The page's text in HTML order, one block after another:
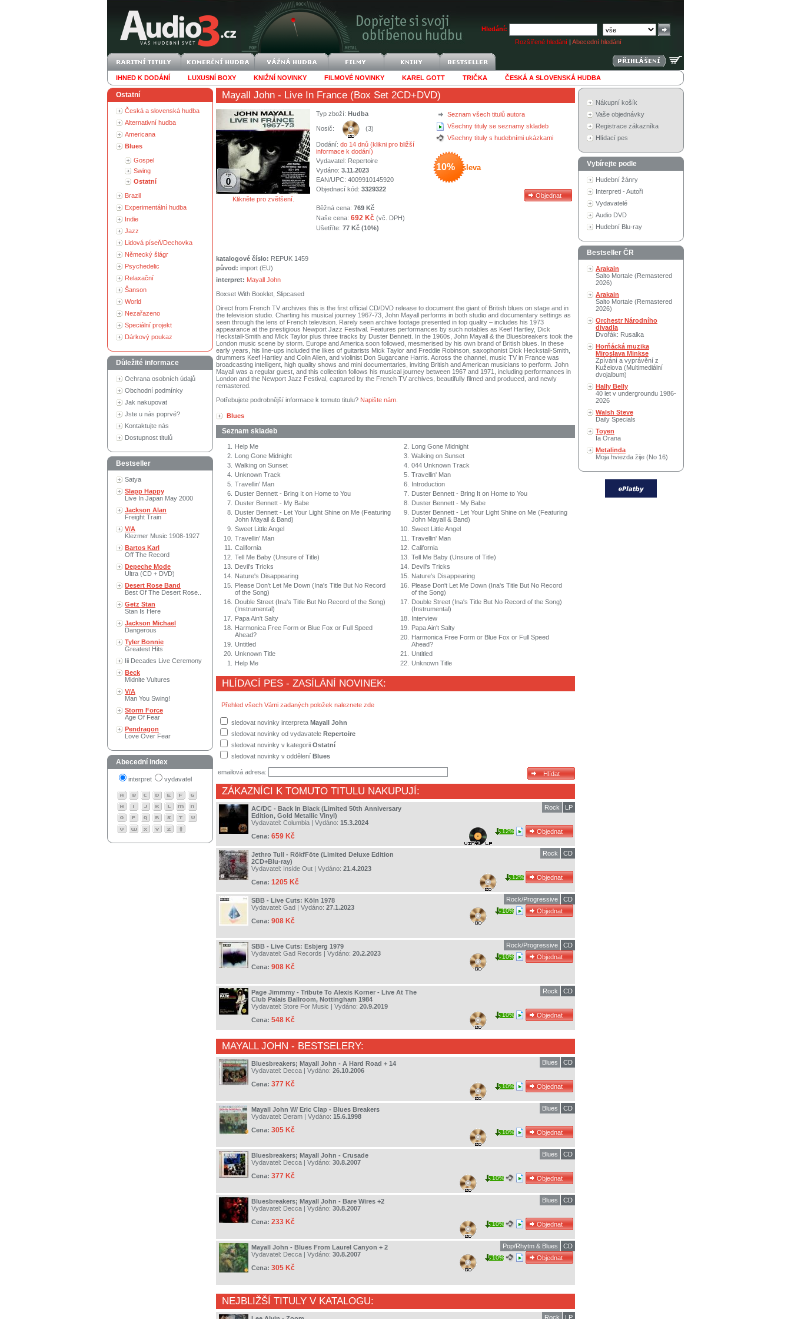
Hledání:
Rozšířené hledání | Abecední hledání
IHNED K DODÁNÍ LUXUSNÍ BOXY KNIŽNÍ NOVINKY FILMOVÉ NOVINKY KAREL GOTT TRIČKA ČESKÁ A SLOVENSKÁ HUDBA
Ostatní
Česká a slovenská hudba
Alternativní hudba
Americana
Blues
Gospel
Swing
Ostatní
Brazil
Experimentální hudba
Indie
Jazz
Lidová píseň/Dechovka
Německý šlágr
Psychedelic
Relaxační
Šanson
World
Nezařazeno
Speciální projekt
Dárkový poukaz
Důležité informace
Ochrana osobních údajů
Obchodní podmínky
Jak nakupovat
Jste u nás poprvé?
Kontaktujte nás
Dostupnost titulů
Bestseller
Satya
Slapp Happy
Live In Japan May 2000
Jackson Alan
Freight Train
V/A
Klezmer Music 1908-1927
Bartos Karl
Off The Record
Depeche Mode
Ultra (CD + DVD)
Desert Rose Band
Best Of The Desert Rose..
Getz Stan
Stan Is Here
Jackson Michael
Dangerous
Tyler Bonnie
Greatest Hits
Iii Decades Live Ceremony
Beck
Midnite Vultures
V/A
Man You Swing!
Storm Force
Age Of Fear
Pendragon
Love Over Fear
Abecední index
interpret vydavatel
Mayall John - Live In France (Box Set 2CD+DVD)
Klikněte pro zvětšení.
Seznam všech titulů autora
Všechny tituly se seznamy skladeb
Všechny tituly s hudebními ukázkami
10% sleva
Typ zboží: Hudba
Nosič: (3)
Dodání: do 14 dnů (klikni pro bližší
informace k dodání)
Vydavatel: Repertoire
Vydáno: 3.11.2023
EAN/UPC: 4009910145920
Objednací kód: 3329322
Běžná cena: 769 Kč
Naše cena: 692 Kč (vč. DPH)
Ušetříte: 77 Kč (10%)
katalogové číslo: REPUK 1459
původ: import (EU)
interpret: Mayall John
Boxset With Booklet, Slipcased
Direct from French TV archives this is the first official CD/DVD release to document the giant of British blues on stage and in
the television studio. Charting his musical journey 1967-73, John Mayall performs in both studio and documentary settings as
seen through the lens of French television. Rarely seen archive footage presented in top quality – includes his 1973
appearance at the prestigious Newport Jazz Festival. Features performances by such notables as Keef Hartley, Dick
Heckstall-Smith and Mick Taylor plus three tracks by Duster Bennett. In the 1960s, John Mayall & the Bluesbreakers took the
London music scene by storm. Europe and America soon followed, mesmerised by his own brand of British blues. In these
early years, his line-ups included the likes of guitarists Mick Taylor and Freddie Robinson, saxophonist Dick Heckstall-Smith,
drummers Keef Hartley and Colin Allen, and violinist Don Sugarcane Harris. Across the channel, music TV in France was
broadcasting intelligent, high quality shows and mini documentaries, inviting British and American musicians to perform. John
Mayall was a regular guest, and this collection follows his musical journey between 1967 and 1971, including performances in
London and the Newport Jazz Festival, captured by the French TV archives, beautifully filmed and produced, and newly
remastered.
Potřebujete podrobnější informace k tomuto titulu? Napište nám
Blues
Seznam skladeb
1.
Help Me
2.
Long Gone Midnight
3. Walking on Sunset
4. Unknown Track
5. Travellin' Man
6.
Duster Bennett - Bring It on Home to You
7.
Duster Bennett - My Babe
8.
Duster Bennett - Let Your Light Shine on Me (Featuring
John Mayall & Band)
9. Sweet Little Angel
10. Travellin' Man
11.
California
12. Tell Me Baby (Unsure of Title)
13.
Devil's Tricks
14.
Nature's Disappearing
15.
Please Don't Let Me Down (Ina's Title But No Record
of the Song)
16.
Double Street (Ina's Title But No Record of the Song)
(Instrumental)
17.
Papa Ain't Salty
18.
Harmonica Free Form or Blue Fox or Full Speed
Ahead?
19. Untitled
20. Unknown Title
1.
Help Me
2.
Long Gone Midnight
3. Walking on Sunset
4. 044 Unknown Track
5. Travellin' Man
6.
Introduction
7.
Duster Bennett - Bring It on Home to You
8.
Duster Bennett - My Babe
9.
Duster Bennett - Let Your Light Shine on Me (Featuring
John Mayall & Band)
10. Sweet Little Angel
11.
Travellin' Man
12. California
13. Tell Me Baby (Unsure of Title)
14.
Devil's Tricks
15.
Nature's Disappearing
16.
Please Don't Let Me Down (Ina's Title But No Record
of the Song)
17.
Double Street (Ina's Title But No Record of the Song)
(Instrumental)
18.
Interview
19.
Papa Ain't Salty
20.
Harmonica Free Form or Blue Fox or Full Speed
Ahead?
21.
Untitled
22. Unknown Title
HLÍDACÍ PES - ZASÍLÁNÍ NOVINEK:
Přehled všech Vámi zadaných položek naleznete zde
sledovat novinky interpreta Mayall John
sledovat novinky od vydavatele Repertoire
sledovat novinky v kategorii Ostatní
sledovat novinky v oddělení Blues
emailová adresa:
ZÁKAZNÍCI K TOMUTO TITULU NAKUPUJÍ:
AC/DC - Back In Black (Limited 50th Anniversary
Edition, Gold Metallic Vinyl)
Vydavatel: Columbia | Vydáno: 15.3.2024
Cena: 659 Kč
LP
Rock
12%
Jethro Tull - RökfFöte (Limited Deluxe Edition
2CD+Blu-ray)
Vydavatel: Inside Out | Vydáno: 21.4.2023
Cena: 1205 Kč
CD
Rock
12%
SBB - Live Cuts: Köln 1978
Vydavatel: Gad | Vydáno: 27.1.2023
Cena: 908 Kč
CD
Rock/Progressive
10%
SBB - Live Cuts: Esbjerg 1979
Vydavatel: Gad Records | Vydáno: 20.2.2023
Cena: 908 Kč
CD
Rock/Progressive
10%
Page Jimmmy - Tribute To Alexis Korner - Live At The
Club Palais Ballroom, Nottingham 1984
Vydavatel: Store For Music | Vydáno: 20.9.2019
Cena: 548 Kč
CD
Rock
10%
MAYALL JOHN - BESTSELERY:
Bluesbreakers; Mayall John - A Hard Road + 14
Vydavatel: Decca | Vydáno: 26.10.2006
Cena: 377 Kč
CD
Blues
10%
Mayall John W/ Eric Clap - Blues Breakers
Vydavatel: Deram | Vydáno: 15.6.1998
Cena: 305 Kč
CD
Blues
10%
Bluesbreakers; Mayall John - Crusade
Vydavatel: Decca | Vydáno: 30.8.2007
Cena: 377 Kč
CD
Blues
10%
Bluesbreakers; Mayall John - Bare Wires +2
Vydavatel: Decca | Vydáno: 30.8.2007
Cena: 233 Kč
CD
Blues
10%
Mayall John - Blues From Laurel Canyon + 2
Vydavatel: Decca | Vydáno: 30.8.2007
Cena: 305 Kč
CD
Pop/Rhytm & Blues
10%
NEJBLIŽŠÍ TITULY V KATALOGU:
LP
Rock
Nákupní košík
Vaše objednávky
Registrace zákazníka
Hlídací pes
Vybírejte podle
Hudební žánry
Interpreti - Autoři
Vydavatelé
Audio DVD
Hudební Blu-ray
Bestseller ČR
Arakain
Salto Mortale (Remastered
2026)
Arakain
Salto Mortale (Remastered
2026)
Orchestr Národního
divadla
Dvořák: Rusalka
Horňácká muzika
Miroslava Minkse
Zpívání a vyprávění z
Kuželova (Multimediální
dvojalbum)
Hally Belly
40 let v undergroundu 1986-
2026
Walsh Steve
Daily Specials
Toyen
Ia Orana
Metalinda
Moja hviezda žije (No 16)